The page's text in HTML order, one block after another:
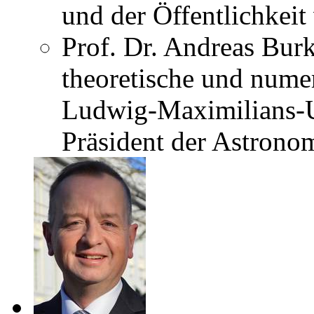
und der Öffentlichkeit
Prof. Dr. Andreas
theoretische und
Ludwig-Maximilians-
Präsident der